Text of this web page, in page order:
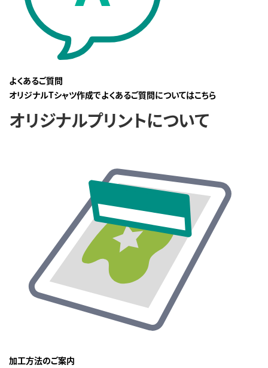
よくあるご質問
オリジナルTシャツ作成でよくあるご質問についてはこちら
オリジナルプリントについて
加工方法のご案内